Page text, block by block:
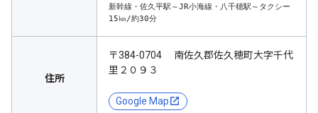
新幹線・佐久平駅～JR小海線・八千穂駅～タクシー
15㎞/約30分
住所
〒384-0704 南佐久郡佐久穂町大字千代
里２０９３
Google Map